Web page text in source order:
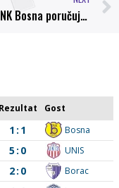
Navijači NK Bosna poručuju, SRCE NA TEREN